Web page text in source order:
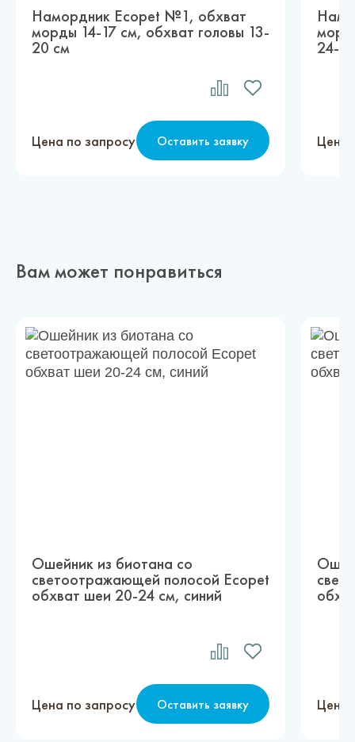
Намордник Ecopet №1, обхват
морды 14-17 см, обхват головы 13-
20 см
Цена по запросу Оставить заявку
24-
Цена
Вам может понравиться
Ошейник из биотана со
светоотражающей полосой Ecopet
обхват шеи 20-24 см, синий
Цена по запросу Оставить заявку Цена